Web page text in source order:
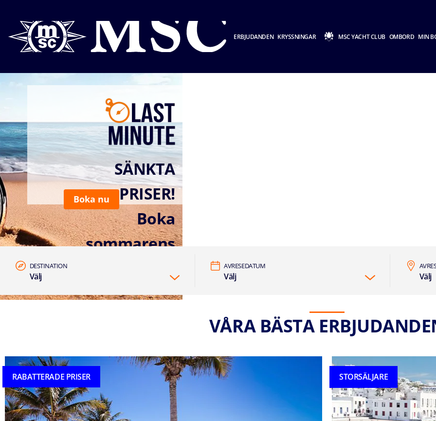
ERBJUDANDEN KRYSSNINGAR MSC YACHT CLUB OMBORD MIN
Boka nu
SÄNKTA
PRISER!
Boka
sommarens
DESTINATION
Välj
AVRESEDATUM
Välj Välj
VÅRA BÄSTA
RABATTERADE PRISER STORSÄLJARE